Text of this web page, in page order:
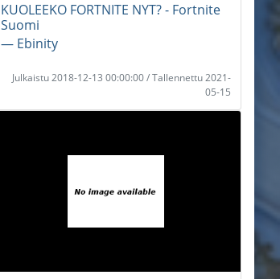
KUOLEEKO FORTNITE NYT? - Fortnite
Suomi
― Ebinity
Julkaistu 2018-12-13 00:00:00 / Tallennettu 2021-
05-15